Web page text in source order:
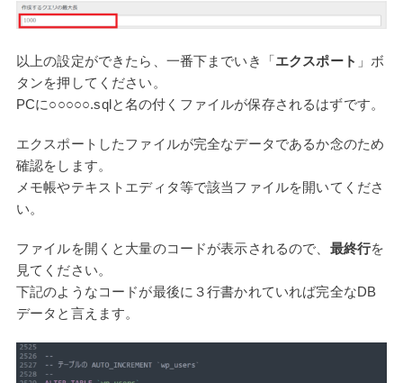
以上の設定ができたら、一番下までいき「エクスポート 」ボ
タンを押してください。
PCに○○○○○.sqlと名の付くファイルが保存されるはずです。
エクスポートしたファイルが完全なデータであるか念のため
確認をします。
メモ帳やテキストエディタ等で該当ファイルを開いてくださ
い。
ファイルを開くと大量のコードが表示されるので、 最終行を
見てください。
下記のようなコードが最後に３行書かれていれば完全なDB
データと言えます。